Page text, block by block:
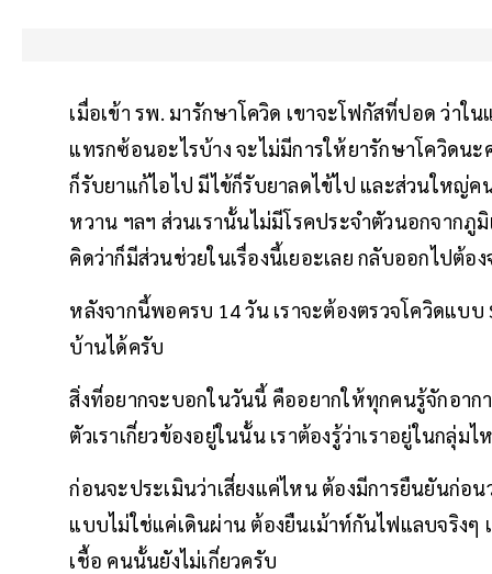
เมื่อเข้า รพ. มารักษาโควิด เขาจะโฟกัสที่ปอด ว่าใ
แทรกซ้อนอะไรบ้าง จะไม่มีการให้ยารักษาโควิดน
ก็รับยาแก้ไอไป มีไข้ก็รับยาลดไข้ไป และส่วนใหญ่
หวาน ฯลฯ ส่วนเรานั้นไม่มีโรคประจำตัวนอกจากภู
คิดว่าก็มีส่วนช่วยในเรื่องนี้เยอะเลย กลับออกไปต้อ
หลังจากนี้พอครบ 14 วัน เราจะต้องตรวจโควิดแบ
บ้านได้ครับ
สิ่งที่อยากจะบอกในวันนี้ คืออยากให้ทุกคนรู้จักอาก
ตัวเราเกี่ยวข้องอยู่ในนั้น เราต้องรู้ว่าเราอยู่ในกลุ่ม
ก่อนจะประเมินว่าเสี่ยงแค่ไหน ต้องมีการยืนยันก่อ
แบบไม่ใช่แค่เดินผ่าน ต้องยืนเม้าท์กันไฟแลบจริง
เชื้อ คนนั้นยังไม่เกี่ยวครับ